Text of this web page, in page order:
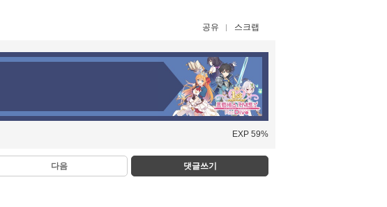
공유 스크랩
EXP 59%
다음 댓글쓰기